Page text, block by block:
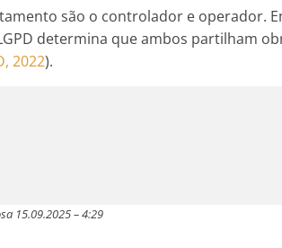
são o controlador e operador.
determina que ambos partilham
2022).
15.09.2025 – 4:29